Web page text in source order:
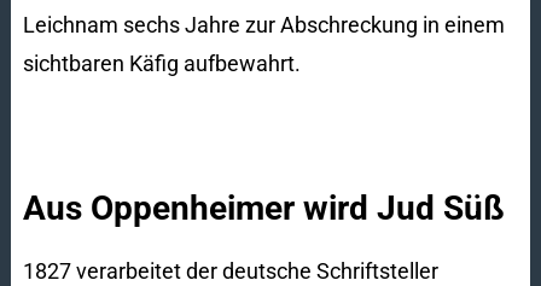
Leichnam sechs Jahre zur Abschreckung in einem
sichtbaren Käfig aufbewahrt.
Aus Oppenheimer wird Jud Süß
1827 verarbeitet der deutsche Schriftsteller